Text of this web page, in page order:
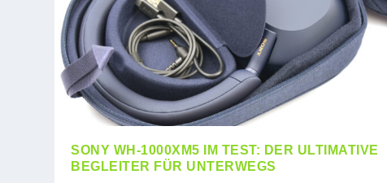
SONY WH-1000XM5 IM TEST: DER ULTIMATIVE
BEGLEITER FÜR UNTERWEGS